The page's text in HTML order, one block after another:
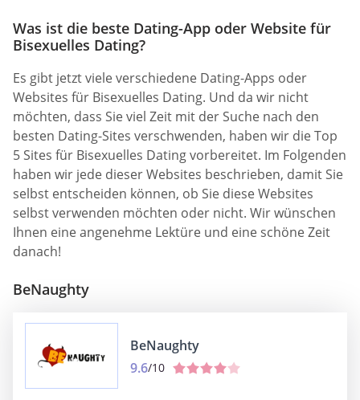
Was ist die beste Dating-App oder Website für
Bisexuelles Dating?
Es gibt jetzt viele verschiedene Dating-Apps oder
Websites für Bisexuelles Dating. Und da wir nicht
möchten, dass Sie viel Zeit mit der Suche nach den
besten Dating-Sites verschwenden, haben wir die Top
5 Sites für Bisexuelles Dating vorbereitet. Im Folgenden
haben wir jede dieser Websites beschrieben, damit Sie
selbst entscheiden können, ob Sie diese Websites
selbst verwenden möchten oder nicht. Wir wünschen
Ihnen eine angenehme Lektüre und eine schöne Zeit
danach!
BeNaughty
BeNaughty
9.6/10